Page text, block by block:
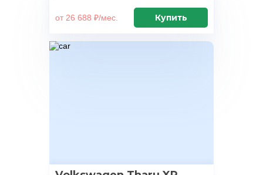
от 26 688 ₽/мес. Купить